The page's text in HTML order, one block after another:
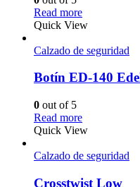
Read more
Quick View
Calzado de seguridad
Botín ED-140
0 out of 5
Read more
Quick View
Calzado de seguridad
Crosstwist Low